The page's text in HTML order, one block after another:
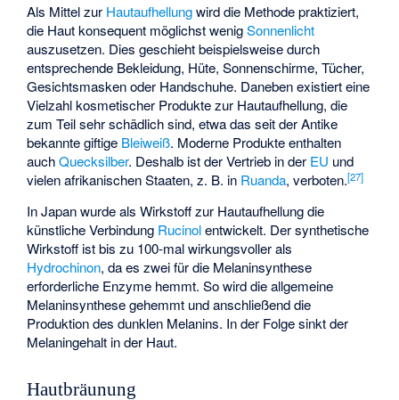
Als Mittel zur Hautaufhellungwird die Methode praktiziert,
die Haut konsequent möglichst wenigSonnenlicht
auszusetzen. Dies geschieht beispielsweise durch
entsprechende Bekleidung, Hüte, Sonnenschirme, Tücher,
Gesichtsmasken oder Handschuhe. Daneben existiert eine
Vielzahl kosmetischer Produkte zur Hautaufhellung, die
zum Teil sehr schädlich sind, etwa das seit der Antike
bekannte giftige Bleiweiß. Moderne Produkte enthalten
auchQuecksilber. Deshalb ist der Vertrieb in der EU und
vielen afrikanischen Staaten, z. B. in Ruanda, verboten.[27]
In Japan wurde als Wirkstoff zur Hautaufhellung die
künstliche Verbindung Rucinolentwickelt. Der synthetische
Wirkstoff ist bis zu 100-mal wirkungsvoller als
Hydrochinon, da es zwei für die Melaninsynthese
erforderliche Enzyme hemmt. So wird die allgemeine
Melaninsynthese gehemmt und anschließend die
Produktion des dunklen Melanins. In der Folge sinkt der
Melaningehalt in der Haut.
Hautbräunung